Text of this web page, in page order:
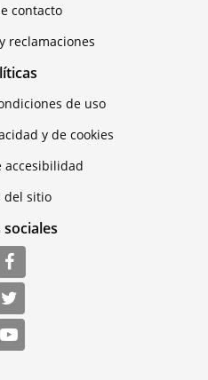
contacto
reclamaciones
de uso
y de cookies
accesibilidad
del sitio
sociales